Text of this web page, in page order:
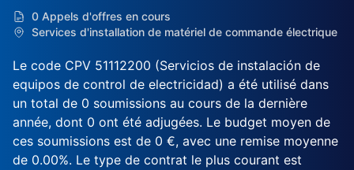
0 Appels d'offres en cours
Services d'installation de matériel de commande électrique
Le code CPV 51112200 (Servicios de instalación de
equipos de control de electricidad) a été utilisé dans
un total de 0 soumissions au cours de la dernière
année, dont 0 ont été adjugées. Le budget moyen de
ces soumissions est de 0 €, avec une remise moyenne
de 0.00%. Le type de contrat le plus courant est